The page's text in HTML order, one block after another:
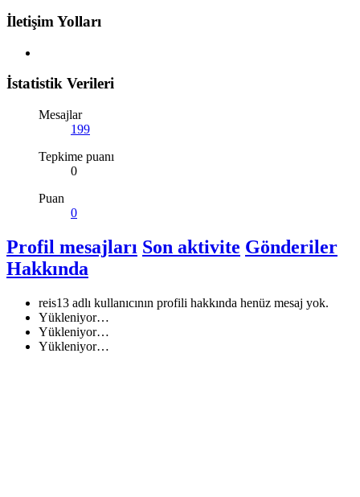
İletişim Yolları
İstatistik Verileri
Mesajlar
199
Tepkime puanı
0
Puan
0
Profil mesajları Son aktivite Gönderiler
Hakkında
reis13 adlı kullanıcının profili hakkında henüz mesaj yok.
Yükleniyor…
Yükleniyor…
Yükleniyor…